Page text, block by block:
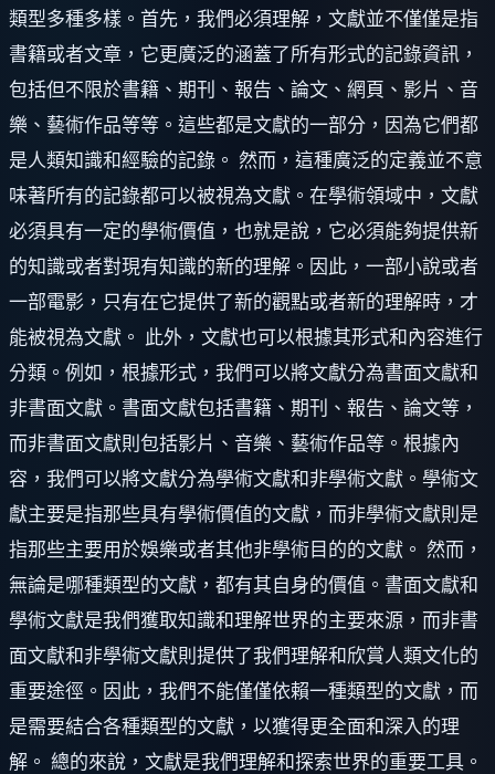
類型多種多樣。首先，我們必須理解，文獻並不僅僅是指
書籍或者文章，它更廣泛的涵蓋了所有形式的記錄資訊，
包括但不限於書籍、期刊、報告、論文、網頁、影片、音
樂、藝術作品等等。這些都是文獻的一部分，因為它們都
是人類知識和經驗的記錄。 然而，這種廣泛的定義並不意
味著所有的記錄都可以被視為文獻。在學術領域中，文獻
必須具有一定的學術價值，也就是說，它必須能夠提供新
的知識或者對現有知識的新的理解。因此，一部小說或者
一部電影，只有在它提供了新的觀點或者新的理解時，才
能被視為文獻。 此外，文獻也可以根據其形式和內容進行
分類。例如，根據形式，我們可以將文獻分為書面文獻和
非書面文獻。書面文獻包括書籍、期刊、報告、論文等，
而非書面文獻則包括影片、音樂、藝術作品等。根據內
容，我們可以將文獻分為學術文獻和非學術文獻。學術文
獻主要是指那些具有學術價值的文獻，而非學術文獻則是
指那些主要用於娛樂或者其他非學術目的的文獻。 然而，
無論是哪種類型的文獻，都有其自身的價值。書面文獻和
學術文獻是我們獲取知識和理解世界的主要來源，而非書
面文獻和非學術文獻則提供了我們理解和欣賞人類文化的
重要途徑。因此，我們不能僅僅依賴一種類型的文獻，而
是需要結合各種類型的文獻，以獲得更全面和深入的理
解。 總的來說，文獻是我們理解和探索世界的重要工具。